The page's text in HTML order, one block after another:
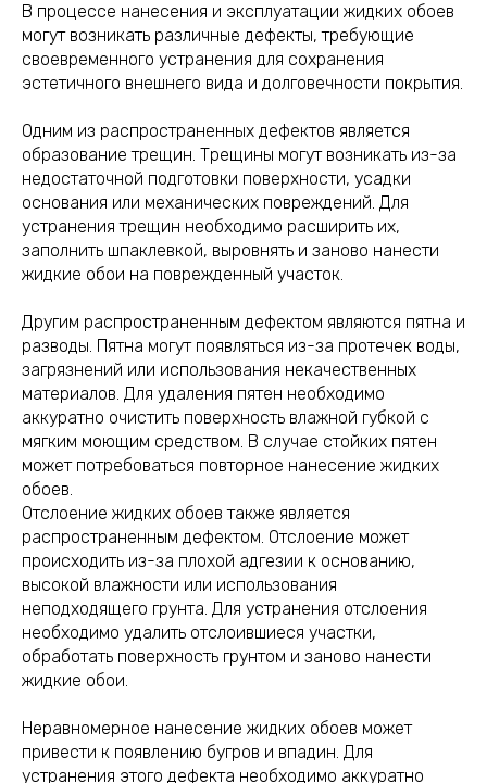
В процессе нанесения и эксплуатации жидких обоев
могут возникать различные дефекты, требующие
своевременного устранения для сохранения
эстетичного внешнего вида и долговечности покрытия.
Одним из распространенных дефектов является
образование трещин. Трещины могут возникать из-за
недостаточной подготовки поверхности, усадки
основания или механических повреждений. Для
устранения трещин необходимо расширить их,
заполнить шпаклевкой, выровнять и заново нанести
жидкие обои на поврежденный участок.
Другим распространенным дефектом являются пятна и
разводы. Пятна могут появляться из-за протечек воды,
загрязнений или использования некачественных
материалов. Для удаления пятен необходимо
аккуратно очистить поверхность влажной губкой с
мягким моющим средством. В случае стойких пятен
может потребоваться повторное нанесение жидких
обоев.
Отслоение жидких обоев также является
распространенным дефектом. Отслоение может
происходить из-за плохой адгезии к основанию,
высокой влажности или использования
неподходящего грунта. Для устранения отслоения
необходимо удалить отслоившиеся участки,
обработать поверхность грунтом и заново нанести
жидкие обои.
Неравномерное нанесение жидких обоев может
привести к появлению бугров и впадин. Для
устранения этого дефекта необходимо аккуратно